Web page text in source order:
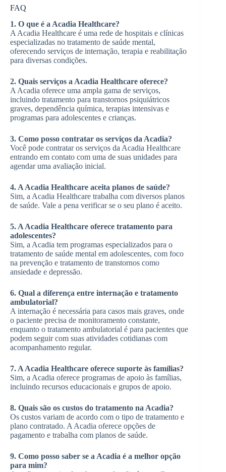
FAQ
1. O que é a Acadia Healthcare?
A Acadia Healthcare é uma rede de hospitais e clínicas
especializadas no tratamento de saúde mental,
oferecendo serviços de internação, terapia e reabilitação
para diversas condições.
2. Quais serviços a Acadia Healthcare oferece?
A Acadia oferece uma ampla gama de serviços,
incluindo tratamento para transtornos psiquiátricos
graves, dependência química, terapias intensivas e
programas para adolescentes e crianças.
3. Como posso contratar os serviços da Acadia?
Você pode contratar os serviços da Acadia Healthcare
entrando em contato com uma de suas unidades para
agendar uma avaliação inicial.
4. A Acadia Healthcare aceita planos de saúde?
Sim, a Acadia Healthcare trabalha com diversos planos
de saúde. Vale a pena verificar se o seu plano é aceito.
5. A Acadia Healthcare oferece tratamento para
adolescentes?
Sim, a Acadia tem programas especializados para o
tratamento de saúde mental em adolescentes, com foco
na prevenção e tratamento de transtornos como
ansiedade e depressão.
6. Qual a diferença entre internação e tratamento
ambulatorial?
A internação é necessária para casos mais graves, onde
o paciente precisa de monitoramento constante,
enquanto o tratamento ambulatorial é para pacientes que
podem seguir com suas atividades cotidianas com
acompanhamento regular.
7. A Acadia Healthcare oferece suporte às famílias?
Sim, a Acadia oferece programas de apoio às famílias,
incluindo recursos educacionais e grupos de apoio.
8. Quais são os custos do tratamento na Acadia?
Os custos variam de acordo com o tipo de tratamento e
plano contratado. A Acadia oferece opções de
pagamento e trabalha com planos de saúde.
9. Como posso saber se a Acadia é a melhor opção
para mim?